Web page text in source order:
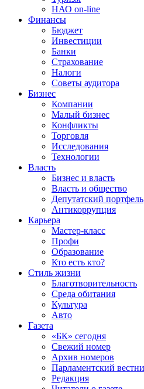
НАО on-line
Финансы
Бюджет
Инвестиции
Банки
Страхование
Налоги
Советы аудитора
Бизнес
Компании
Малый бизнес
Конфликты
Торговля
Исследования
Технологии
Власть
Бизнес и власть
Власть и общество
Депутатский портфель
Антикоррупция
Карьера
Мастер-класс
Профи
Образование
Кто есть кто?
Стиль жизни
Благотворительность
Среда обитания
Культура
Авто
Газета
«БК» сегодня
Свежий номер
Архив номеров
Парламентский
Редакция